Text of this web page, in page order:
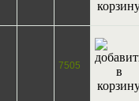
7505